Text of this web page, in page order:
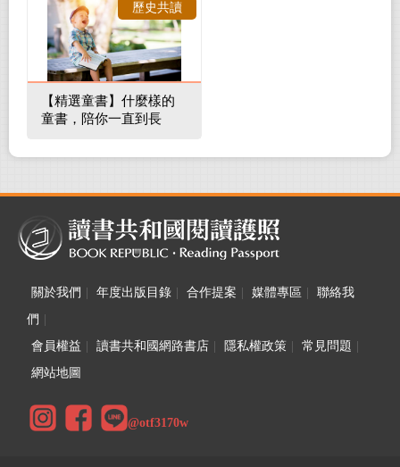
【精選童書】什麼樣的
童書，陪你一直到長
歷史共讀
關於我們 年度出版目錄 合作提案 媒體專區
聯絡我
們
會員權益
讀書共和國網路書店 隱私權政策 常見問題
網站地圖
@otf3170w